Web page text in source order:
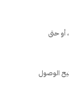
أو حتى
الوصول